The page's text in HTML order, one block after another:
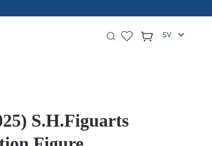
SV
S.H.Figuarts